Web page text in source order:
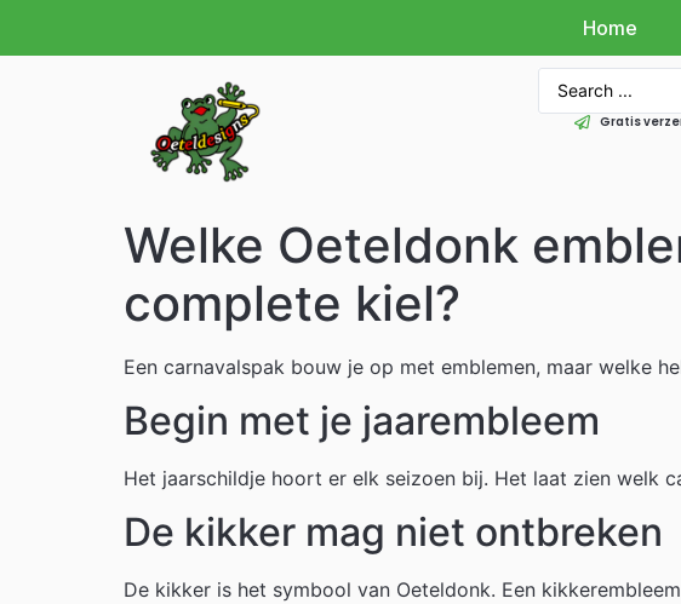
Home
Gratis
Welke Oeteldonk
complete kiel?
Een carnavalspak bouw je op met emblemen, maar welke
Begin met je jaarembleem
Het jaarschildje hoort er elk seizoen bij. Het laat zien welk
De kikker mag niet ontbreken
De kikker is het symbool van Oeteldonk. Een